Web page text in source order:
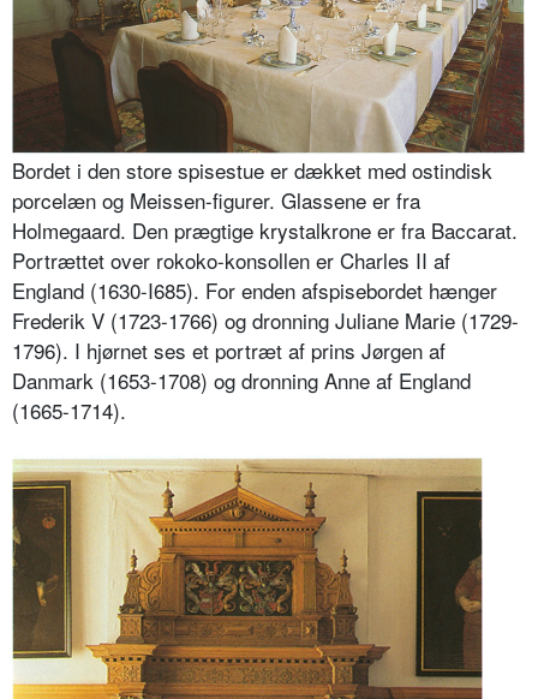
Bordet i den store spisestue er dækket med ostindisk
porcelæn og Meissen-figurer. Glassene er fra
Holmegaard. Den prægtige krystalkrone er fra Baccarat.
Portrættet over rokoko-konsollen er Charles II af
England (1630-I685). For enden afspisebordet hænger
Frederik V (1723-1766) og dronning Juliane Marie (1729-
1796). I hjørnet ses et portræt af prins Jørgen af
Danmark (1653-1708) og dronning Anne af England
(1665-1714).